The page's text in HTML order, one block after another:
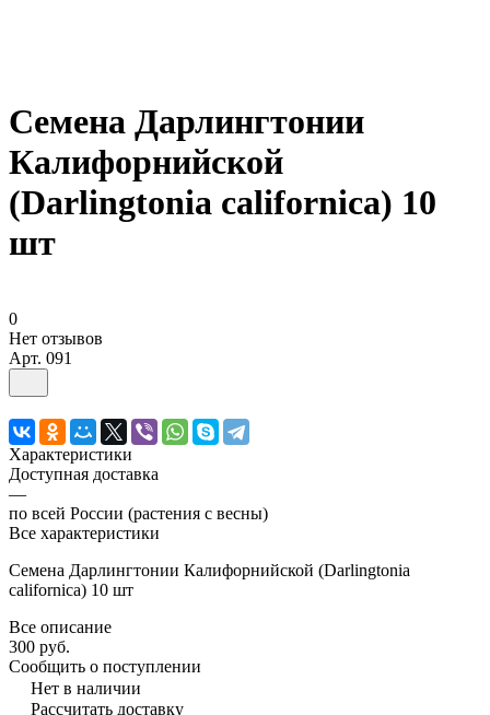
Семена Дарлингтонии
Калифорнийской
(Darlingtonia californica) 10
шт
0
Нет отзывов
Арт. 091
Характеристики
Доступная доставка
—
по всей России (растения с весны)
Все характеристики
Семена Дарлингтонии Калифорнийской (Darlingtonia
californica) 10 шт
Все описание
300 руб.
Сообщить о поступлении
Нет в наличии
Рассчитать доставку